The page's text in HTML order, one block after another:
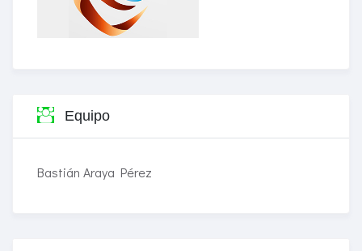
Equipo
Bastián Araya Pérez